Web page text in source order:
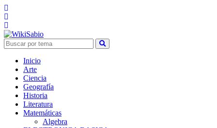
Inicio
Arte
Ciencia
Geografía
Historia
Literatura
Matemáticas
Algebra